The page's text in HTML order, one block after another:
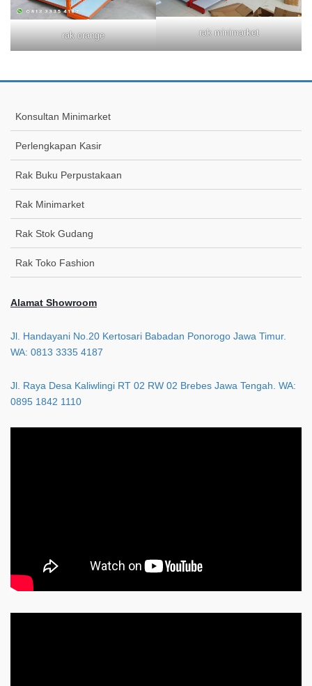
rak orange rak minimarket
Konsultan Minimarket
Perlengkapan Kasir
Rak Buku Perpustakaan
Rak Minimarket
Rak Stok Gudang
Rak Toko Fashion
Alamat Showroom
Jl. Handayani No.20 Kertosari Babadan Ponorogo Jawa Timur.
WA: 0813 3335 4187
Jl. Raya Desa Kaliwlingi RT 02 RW 02 Brebes Jawa Tengah. WA:
0895 1842 1110